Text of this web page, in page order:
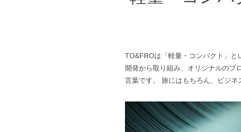
TO&FROは「軽量・コンパクト」
開発から取り組み、オリジナルのプ
言葉です。 旅にはもちろん、ビジネ